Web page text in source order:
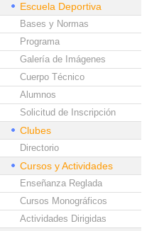
Escuela Deportiva
Bases y Normas
Programa
Galería de Imágenes
Cuerpo Técnico
Alumnos
Solicitud de Inscripción
Clubes
Directorio
Cursos y Actividades
Enseñanza Reglada
Cursos Monográficos
Actividades Dirigidas